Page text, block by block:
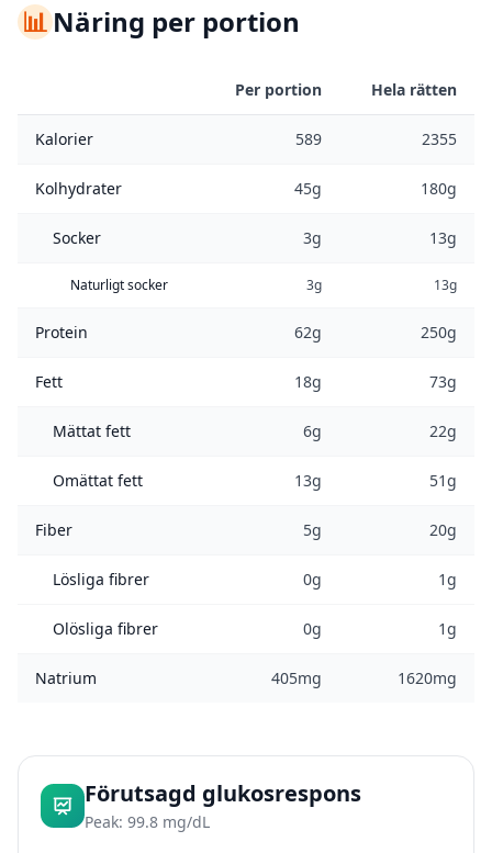
📊Näring per portion
Per portion Hela rätten
Kalorier 589 2355
Kolhydrater 45g 180g
Socker 3g 13g
Naturligt socker 3g 13g
Protein 62g 250g
Fett 18g 73g
Mättat fett 6g 22g
Omättat fett 13g 51g
Fiber 5g 20g
Lösliga fibrer 0g 1g
Olösliga fibrer 0g 1g
Natrium 405mg 1620mg
Förutsagd glukosrespons
Peak: 99.8 mg/dL